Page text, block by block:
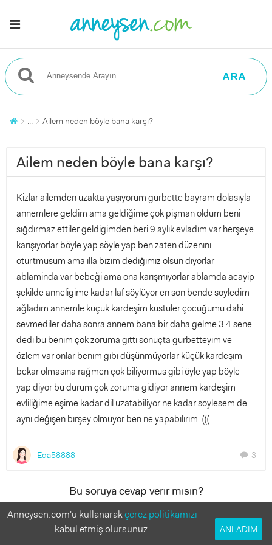
ARA
... Ailem neden böyle bana karşı?
Ailem neden böyle bana karşı?
Kizlar ailemden uzakta yaşıyorum gurbette bayram dolasıyla
annemlere geldim ama geldiğime çok pişman oldum beni
sığdırmaz ettiler geldigimden beri 9 aylık evladım var herşeye
karışıyorlar böyle yap söyle yap ben zaten düzenini
oturtmusum ama illa bizim dediğimiz olsun diyorlar
ablaminda var bebeği ama ona karışmıyorlar ablamda acayip
şekilde anneligime kadar laf söylüyor en son bende soyledim
ağladım annemle küçük kardeşim küstüler çocuğumu dahi
sevmediler daha sonra annem bana bir daha gelme 3 4 sene
dedi bu benim çok zoruma gitti sonuçta gurbetteyim ve
özlem var onlar benim gibi düşünmüyorlar küçük kardeşim
bekar olmasına rağmen çok biliyormus gibi öyle yap böyle
yap diyor bu durum çok zoruma gidiyor annem kardeşim
evliliğime eşime kadar dil uzatabiliyor ne kadar söylesem de
aynı değişen birşey olmuyor ben ne yapabilirim :(((
Eda58888 chat 3
Bu soruya cevap verir misin?
Anneler deneyimlerinden faydalanmak istiyor!
Anneysen.com'u kullanarakçerez politikamızı
kabul etmiş olursunuz.
ANLADIM